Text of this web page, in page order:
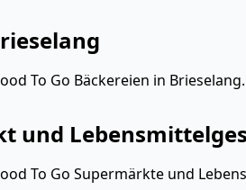
To Go Bäckereien in
und
To Go Supermärkte und